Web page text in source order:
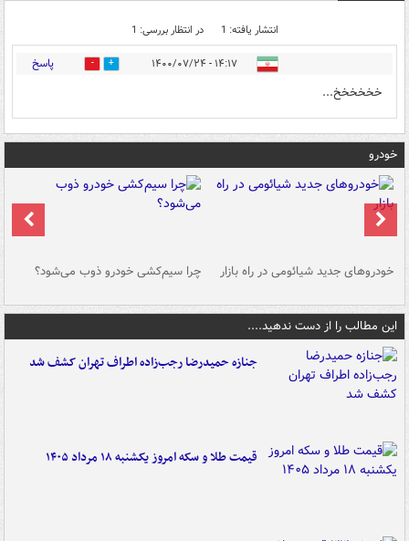
انتشار یافته: 1 در انتظار بررسی: 1
۱۴:۱۷ - ۱۴۰۰/۰۷/۲۴ 1 پاسخ
خخخخخخ...
خودرو
خودروهای جدید شیائومی در راه بازار چرا سیم‌کشی خودرو ذوب می‌شود؟
این مطالب را از دست ندهید....
جنازه حمیدرضا رجب‌زاده اطراف تهران کشف شد
قیمت طلا و سکه امروز یکشنبه ۱۸ مرداد ۱۴۰۵